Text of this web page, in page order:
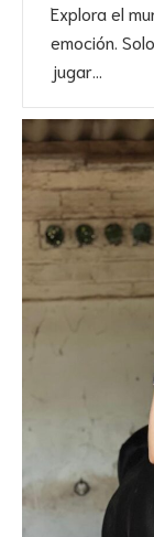
Explora el
emoción.
jugar…